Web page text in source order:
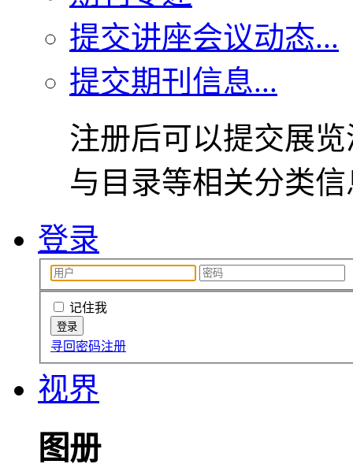
提交讲座会议动态...
提交期刊信息...
注册后可以提交展
与目录等相关分类
登录
记住我
寻回密码注册
视界
图册